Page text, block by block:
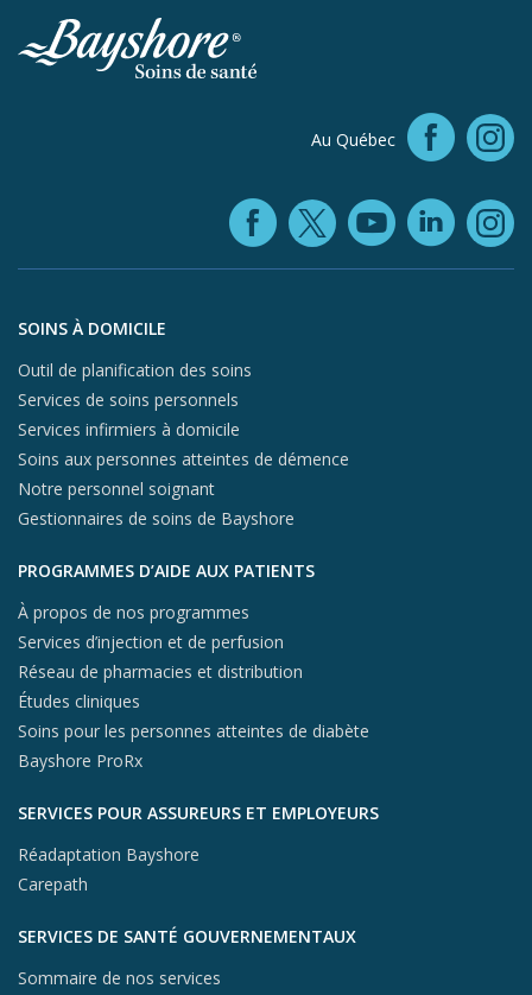
Au Québec
Facebook
X (opens
Aller au contenu du pied de page
SOINS À DOMICILE
Outil de planification des soins
Services de soins personnels
Services infirmiers à domicile
Soins aux personnes atteintes de démence
Notre personnel soignant
Gestionnaires de soins de Bayshore
PROGRAMMES D’AIDE AUX PATIENTS
À propos de nos programmes
Services d’injection et de perfusion
Réseau de pharmacies et distribution
Études cliniques
Soins pour les personnes atteintes de diabète
Bayshore ProRx
SERVICES POUR ASSUREURS ET EMPLOYEURS
Réadaptation Bayshore
Carepath
SERVICES DE SANTÉ GOUVERNEMENTAUX
Sommaire de nos services